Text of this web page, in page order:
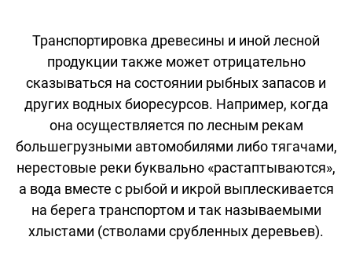
Транспортировка древесины и иной лесной
продукции также может отрицательно
сказываться на состоянии рыбных запасов и
других водных биоресурсов. Например, когда
она осуществляется по лесным рекам
большегрузными автомобилями либо тягачами,
нерестовые реки буквально «растаптываются»,
а вода вместе с рыбой и икрой выплескивается
на берега транспортом и так называемыми
хлыстами (стволами срубленных деревьев).